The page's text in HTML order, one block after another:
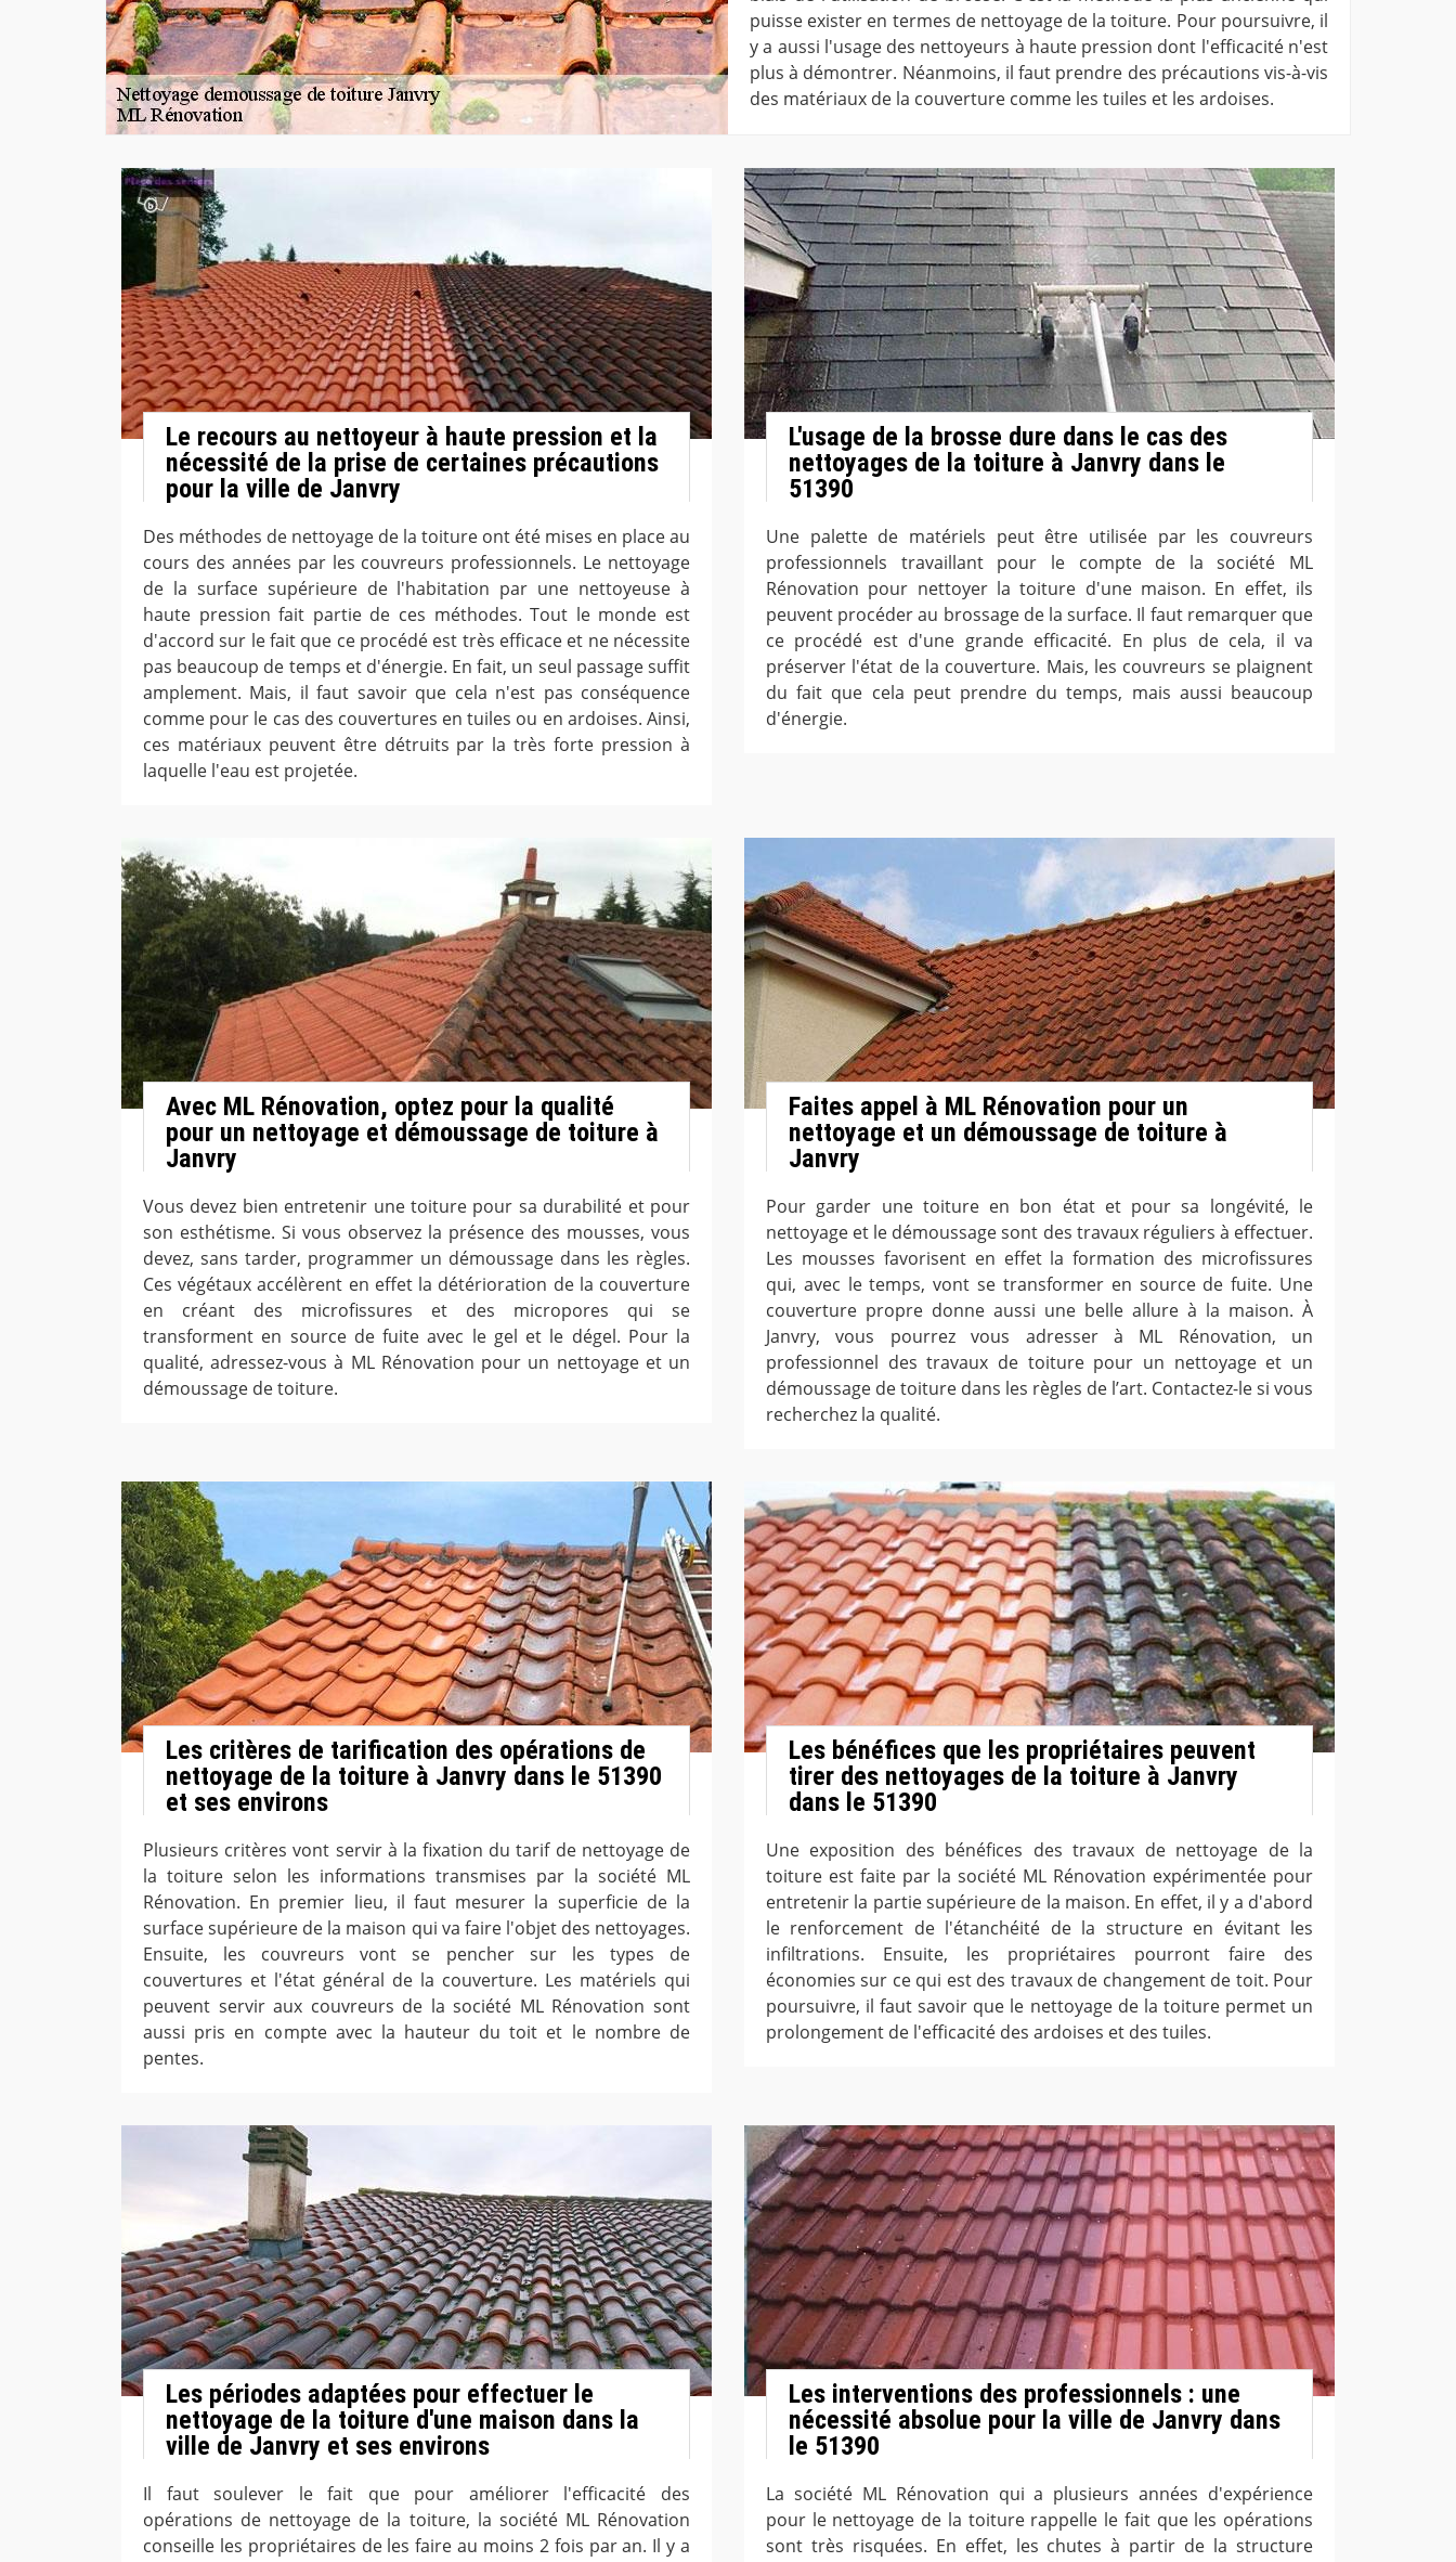
puisse exister en termes de nettoyage de la toiture. Pour poursuivre, il
y a aussi l'usage des nettoyeurs à haute pression dont l'efficacité n'est
plus à démontrer. Néanmoins, il faut prendre des précautions vis-à-vis
des matériaux de la couverture comme les tuiles et les ardoises.
Le recours au nettoyeur à haute pression et la
nécessité de la prise de certaines précautions
pour la ville de Janvry
Des méthodes de nettoyage de la toiture ont été mises en place au
cours des années par les couvreurs professionnels. Le nettoyage
de la surface supérieure de l'habitation par une nettoyeuse à
haute pression fait partie de ces méthodes. Tout le monde est
d'accord sur le fait que ce procédé est très efficace et ne nécessite
pas beaucoup de temps et d'énergie. En fait, un seul passage suffit
amplement. Mais, il faut savoir que cela n'est pas conséquence
comme pour le cas des couvertures en tuiles ou en ardoises. Ainsi,
ces matériaux peuvent être détruits par la très forte pression à
laquelle l'eau est projetée.
L'usage de la brosse dure dans le cas des
nettoyages de la toiture à Janvry dans le
51390
Une palette de matériels peut être utilisée par les couvreurs
professionnels travaillant pour le compte de la société ML
Rénovation pour nettoyer la toiture d'une maison. En effet, ils
peuvent procéder au brossage de la surface. Il faut remarquer que
ce procédé est d'une grande efficacité. En plus de cela, il va
préserver l'état de la couverture. Mais, les couvreurs se plaignent
du fait que cela peut prendre du temps, mais aussi beaucoup
d'énergie.
Avec ML Rénovation, optez pour la qualité
pour un nettoyage et démoussage de toiture à
Janvry
Vous devez bien entretenir une toiture pour sa durabilité et pour
son esthétisme. Si vous observez la présence des mousses, vous
devez, sans tarder, programmer un démoussage dans les règles.
Ces végétaux accélèrent en effet la détérioration de la couverture
en créant des microfissures et des micropores qui se
transforment en source de fuite avec le gel et le dégel. Pour la
qualité, adressez-vous à ML Rénovation pour un nettoyage et un
démoussage de toiture.
Faites appel à ML Rénovation pour un
nettoyage et un démoussage de toiture à
Janvry
Pour garder une toiture en bon état et pour sa longévité, le
nettoyage et le démoussage sont des travaux réguliers à effectuer.
Les mousses favorisent en effet la formation des microfissures
qui, avec le temps, vont se transformer en source de fuite. Une
couverture propre donne aussi une belle allure à la maison. À
Janvry, vous pourrez vous adresser à ML Rénovation, un
professionnel des travaux de toiture pour un nettoyage et un
démoussage de toiture dans les règles de l’art. Contactez-le si vous
recherchez la qualité.
Les critères de tarification des opérations de
nettoyage de la toiture à Janvry dans le 51390
et ses environs
Plusieurs critères vont servir à la fixation du tarif de nettoyage de
la toiture selon les informations transmises par la société ML
Rénovation. En premier lieu, il faut mesurer la superficie de la
surface supérieure de la maison qui va faire l'objet des nettoyages.
Ensuite, les couvreurs vont se pencher sur les types de
couvertures et l'état général de la couverture. Les matériels qui
peuvent servir aux couvreurs de la société ML Rénovation sont
aussi pris en compte avec la hauteur du toit et le nombre de
pentes.
Les bénéfices que les propriétaires peuvent
tirer des nettoyages de la toiture à Janvry
dans le 51390
Une exposition des bénéfices des travaux de nettoyage de la
toiture est faite par la société ML Rénovation expérimentée pour
entretenir la partie supérieure de la maison. En effet, il y a d'abord
le renforcement de l'étanchéité de la structure en évitant les
infiltrations. Ensuite, les propriétaires pourront faire des
économies sur ce qui est des travaux de changement de toit. Pour
poursuivre, il faut savoir que le nettoyage de la toiture permet un
prolongement de l'efficacité des ardoises et des tuiles.
Les périodes adaptées pour effectuer le
nettoyage de la toiture d'une maison dans la
ville de Janvry et ses environs
Il faut soulever le fait que pour améliorer l'efficacité des
opérations de nettoyage de la toiture, la société ML Rénovation
conseille les propriétaires de les faire au moins 2 fois par an. Il y a
Les interventions des professionnels : une
nécessité absolue pour la ville de Janvry dans
le 51390
La société ML Rénovation qui a plusieurs années d'expérience
pour le nettoyage de la toiture rappelle le fait que les opérations
sont très risquées. En effet, les chutes à partir de la structure